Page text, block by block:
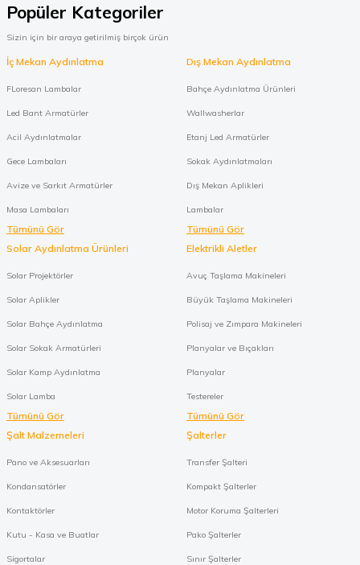
Popüler Kategoriler
Sizin için bir araya getirilmiş birçok ürün
İç Mekan Aydınlatma
FLoresan Lambalar
Led Bant Armatürler
Acil Aydınlatmalar
Gece Lambaları
Avize ve Sarkıt Armatürler
Masa Lambaları
Tümünü Gör
Dış Mekan Aydınlatma
Bahçe Aydınlatma Ürünleri
Wallwasherlar
Etanj Led Armatürler
Sokak Aydınlatmaları
Dış Mekan Aplikleri
Lambalar
Tümünü Gör
Solar Aydınlatma Ürünleri
Solar Projektörler
Solar Aplikler
Solar Bahçe Aydınlatma
Solar Sokak Armatürleri
Solar Kamp Aydınlatma
Solar Lamba
Tümünü Gör
Elektrikli Aletler
Avuç Taşlama Makineleri
Büyük Taşlama Makineleri
Polisaj ve Zımpara Makineleri
Planyalar ve Bıçakları
Planyalar
Testereler
Tümünü Gör
Şalt Malzemeleri
Pano ve Aksesuarları
Kondansatörler
Kontaktörler
Kutu - Kasa ve Buatlar
Sigortalar
Şalterler
Transfer Şalteri
Kompakt Şalterler
Motor Koruma Şalterleri
Pako Şalterler
Sınır Şalterler